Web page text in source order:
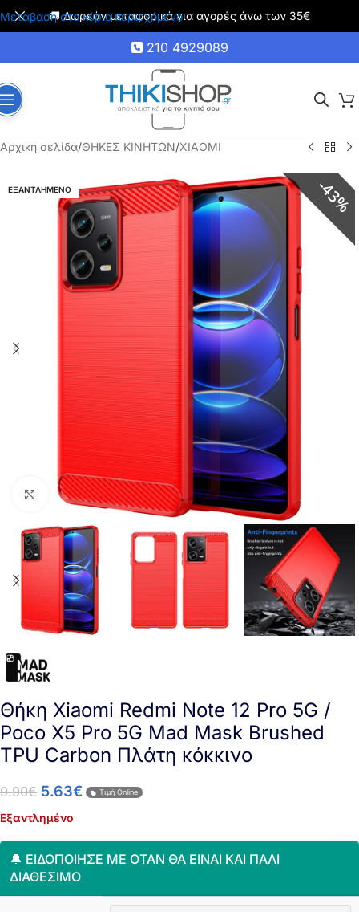
Μετάβαση στο κύριο περιεχόμενο
🚚 Δωρεάν μεταφορικά για αγορές άνω των 35€
210 4929089
Αρχική σελίδα/ΘΗΚΕΣ ΚΙΝΗΤΩΝ/XIAOMI
ΕΞΑΝΤΛΗΜΕΝΟ 43%
Click to enlarge
Θήκη Xiaomi Redmi Note 12 Pro 5G /
Poco X5 Pro 5G Mad Mask Brushed
TPU Carbon Πλάτη κόκκινο
9.90€ 5.63€ Τιμή Online
Εξαντλημένο
🔔 ΕΙΔΟΠΟΊΗΣΈ ΜΕ ΌΤΑΝ ΘΑ ΕΊΝΑΙ ΚΑΙ ΠΆΛΙ
ΔΙΑΘΈΣΙΜΟ